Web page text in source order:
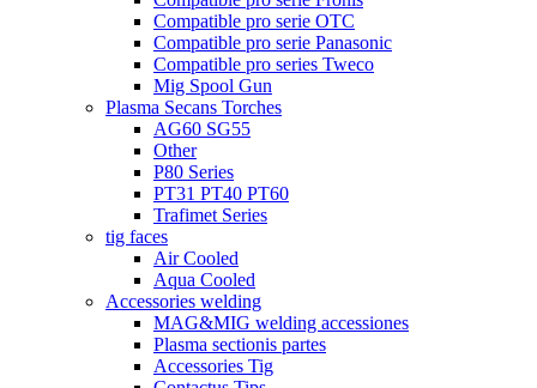
Compatible pro serie OTC
Compatible pro serie Panasonic
Compatible pro series Tweco
Mig Spool Gun
Plasma Secans Torches
AG60 SG55
Other
P80 Series
PT31 PT40 PT60
Trafimet Series
tig faces
Air Cooled
Aqua Cooled
Accessories welding
MAG&MIG welding accessiones
Plasma sectionis partes
Accessories Tig